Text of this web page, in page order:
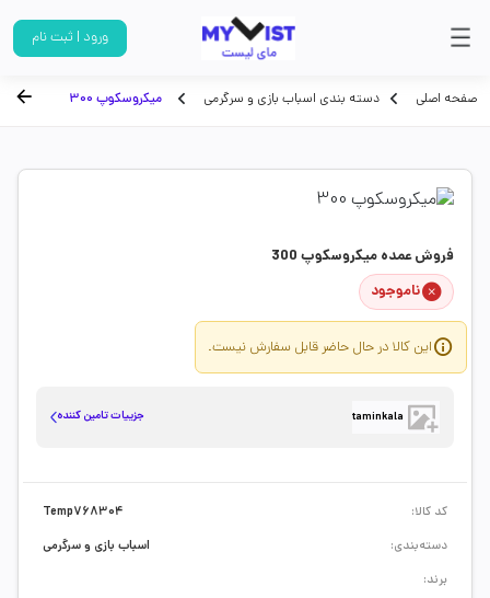
ورود | ثبت نام
صفحه اصلی دسته بندی اسباب بازی و سرگرمی میکروسکوپ 300
فروش عمده میکروسکوپ 300
ناموجود
این کالا در حال حاضر قابل سفارش نیست.
taminkala جزییات تامین کننده
کد کالا:
Temp768304
دسته‌بندی:
اسباب بازی و سرگرمی
برند: